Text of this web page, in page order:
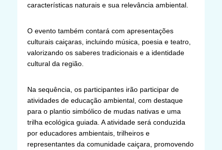
características naturais e sua relevância ambiental.
O evento também contará com apresentações
culturais caiçaras, incluindo música, poesia e teatro,
valorizando os saberes tradicionais e a identidade
cultural da região.
Na sequência, os participantes irão participar de
atividades de educação ambiental, com destaque
para o plantio simbólico de mudas nativas e uma
trilha ecológica guiada. A atividade será conduzida
por educadores ambientais, trilheiros e
representantes da comunidade caiçara, promovendo